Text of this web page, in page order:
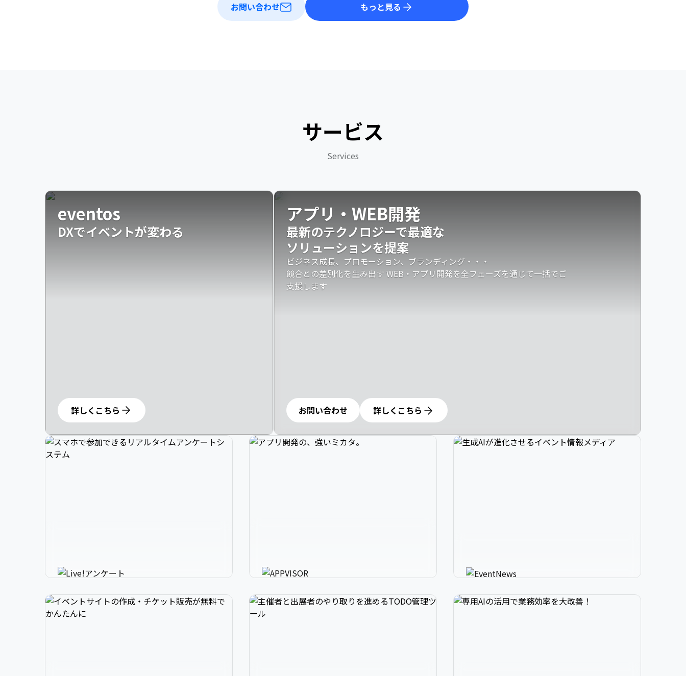
お問い合わせ もっと見る
サービス
Services
eventos
DXでイベントが変わる
詳しくこちら
アプリ・WEB開発
最新のテクノロジーで最適な
ソリューションを提案
ビジネス成長、プロモーション、ブランディング・・・
競合との差別化を生み出す WEB・アプリ開発を全フェーズを通じて一括でご
支援します
お問い合わせ 詳しくこちら
3 1 2 2 2 3 9